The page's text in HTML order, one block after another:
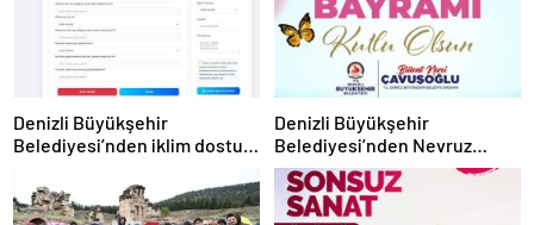
Denizli Büyükşehir
Belediyesi’nden iklim dostu
Denizli Büyükşehir
Belediyesi’nden Nevruz
kutlaması